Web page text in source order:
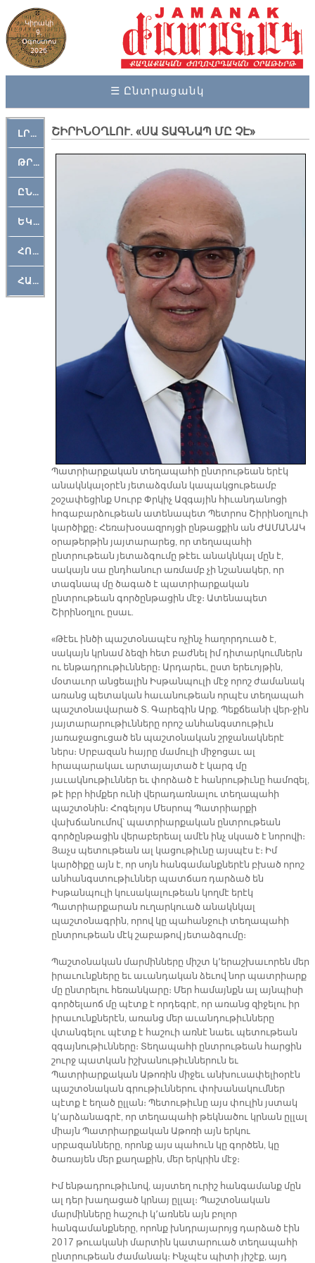
Կիրակի
9,
Օգոստոս
2026
☰ Ընտրացանկ
ԼՐԱՀՈՍ
ԹՐՔԱՀԱՅ ԿԵԱՆՔ
ԸՆԿԵՐԱՄՇԱԿՈՒԹԱՅԻՆ
ԵԿԵՂԵՑԱԿԱՆ
ՀՈԳԵՄՏԱՒՈՐ
ՀԱՐԹԱԿ
ՇԻՐԻՆՕՂԼՈՒ. «ՍԱ ՏԱԳՆԱՊ ՄԸ ՉԷ»
Պատրիարքական տեղապահի ընտրութեան երէկ
անակնկալօրէն յետաձգման կապակցութեամբ
շօշափեցինք Սուրբ Փրկիչ Ազգային հիւանդանոցի
հոգաբարձութեան ատենապետ Պետրոս Շիրինօղլուի
կարծիքը։ Հեռախօսազրոյցի ընթացքին ան ԺԱՄԱՆԱԿ
օրաթերթին յայտարարեց, որ տեղապահի
ընտրութեան յետաձգումը թէեւ անակնկալ մըն է,
սակայն սա ընդհանուր առմամբ չի նշանակեր, որ
տագնապ մը ծագած է պատրիարքական
ընտրութեան գործընթացին մէջ։ Ատենապետ
Շիրինօղլու ըսաւ.
«Թէեւ ինծի պաշտօնապէս ոչինչ հաղորդուած է,
սակայն կրնամ ձեզի հետ բաժնել իմ դիտարկումներն
ու ենթադրութիւնները։ Արդարեւ, ըստ երեւոյթին,
մօտաւոր անցեալին Իսթանպուլի մէջ որոշ ժամանակ
առանց պետական հաւանութեան որպէս տեղապահ
պաշտօնավարած Տ. Գարեգին Արք. Պեքճեանի վեր-ջին
յայտարարութիւնները որոշ անհանգստութիւն
յառաջացուցած են պաշտօնական շրջանակներէ
ներս։ Սրբազան հայրը մամուլի միջոցաւ ալ
հրապարակաւ արտայայտած է կարգ մը
յաւակնութիւններ եւ փորձած է հանրութիւնը համոզել,
թէ իբր հիմքեր ունի վերադառնալու տեղապահի
պաշտօնին։ Հոգելոյս Մեսրոպ Պատրիարքի
վախճանումով՝ պատրիարքական ընտրութեան
գործընթացին վերաբերեալ ամէն ինչ սկսած է նորովի։
Յաչս պետութեան ալ կացութիւնը այսպէս է։ Իմ
կարծիքը այն է, որ սոյն հանգամանքներէն բխած որոշ
անհանգստութիւններ պատճառ դարձած են
Իսթանպուլի կուսակալութեան կողմէ երէկ
Պատրիարքարան ուղարկուած անակնկալ
պաշտօնագրին, որով կը պահանջուի տեղապահի
ընտրութեան մէկ շաբաթով յետաձգումը։
Պաշտօնական մարմինները միշտ կ՚երաշխաւորեն մեր
իրաւունքները եւ աւանդական ձեւով նոր պատրիարք
մը ընտրելու հեռանկարը։ Մեր համայնքն ալ այնպիսի
գործելաոճ մը պէտք է որդեգրէ, որ առանց զիջելու իր
իրաւունքներէն, առանց մեր աւանդութիւնները
վտանգելու պէտք է հաշուի առնէ նաեւ պետութեան
զգայնութիւնները։ Տեղապահի ընտրութեան հարցին
շուրջ պատկան իշխանութիւններուն եւ
Պատրիարքական Աթոռին միջեւ անխուսափելիօրէն
պաշտօնական գրութիւններու փոխանակումներ
պէտք է եղած ըլլան։ Պետութիւնը այս փուլին յստակ
կ՚արձանագրէ, որ տեղապահի թեկնածու կրնան ըլլալ
միայն Պատրիարքական Աթոռի այն երկու
սրբազանները, որոնք այս պահուն կը գործեն, կը
ծառայեն մեր քաղաքին, մեր երկրին մէջ։
Իմ ենթադրութիւնով, այստեղ ուրիշ հանգամանք մըն
ալ դեր խաղացած կրնայ ըլլալ։ Պաշտօնական
մարմինները հաշուի կ՚առնեն այն բոլոր
հանգամանքները, որոնք խնդրայարոյց դարձած էին
2017 թուականի մարտին կատարուած տեղապահի
ընտրութեան ժամանակ։ Ինչպէս պիտի յիշէք, այդ